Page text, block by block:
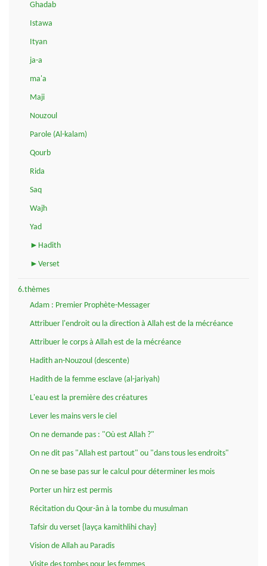
Ghadab
Istawa
Ityan
ja-a
ma'a
Maji
Nouzoul
Parole (Al-kalam)
Qourb
Rida
Saq
Wajh
Yad
►Hadith
►Verset
6.thèmes
Adam : Premier Prophète-Messager
Attribuer l'endroit ou la direction à Allah est de la mécréance
Attribuer le corps à Allah est de la mécréance
Hadith an-Nouzoul (descente)
Hadith de la femme esclave (al-jariyah)
L'eau est la première des créatures
Lever les mains vers le ciel
On ne demande pas : "Où est Allah ?"
On ne dit pas "Allah est partout" ou "dans tous les endroits"
On ne se base pas sur le calcul pour déterminer les mois
Porter un hirz est permis
Récitation du Qour-ân à la tombe du musulman
Tafsir du verset {layça kamithlihi chay}
Vision de Allah au Paradis